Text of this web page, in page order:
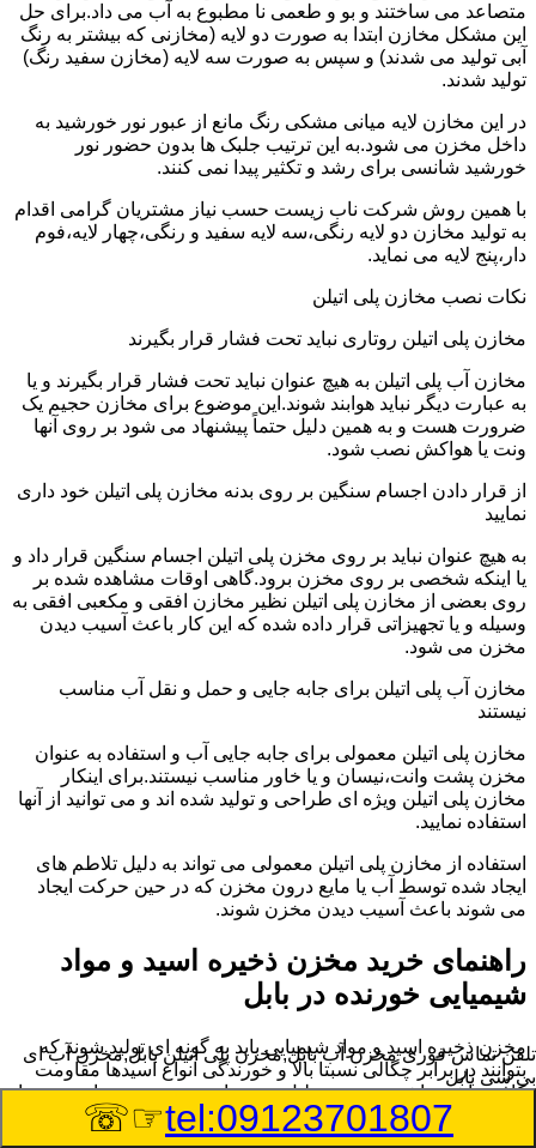
متصاعد می ساختند و بو و طعمی نا مطبوع به آب می داد.برای حل
این مشکل مخازن ابتدا به صورت دو لایه (مخازنی که بیشتر به رنگ
آبی تولید می شدند) و سپس به صورت سه لایه (مخازن سفید رنگ)
تولید شدند.
در این مخازن لایه میانی مشکی رنگ مانع از عبور نور خورشید به
داخل مخزن می شود.به این ترتیب جلبک ها بدون حضور نور
خورشید شانسی برای رشد و تکثیر پیدا نمی کنند.
با همین روش شرکت ناب زیست حسب نیاز مشتریان گرامی اقدام
به تولید مخازن دو لایه رنگی،سه لایه سفید و رنگی،چهار لایه،فوم
دار،پنج لایه می نماید.
نکات نصب مخازن پلی اتیلن
مخازن پلی اتیلن روتاری نباید تحت فشار قرار بگیرند
مخازن آب پلی اتیلن به هیچ عنوان نباید تحت فشار قرار بگیرند و یا
به عبارت دیگر نباید هوابند شوند.این موضوع برای مخازن حجیم یک
ضرورت هست و به همین دلیل حتماً پیشنهاد می شود بر روی آنها
ونت یا هواکش نصب شود.
از قرار دادن اجسام سنگین بر روی بدنه مخازن پلی اتیلن خود داری
نمایید
به هیچ عنوان نباید بر روی مخزن پلی اتیلن اجسام سنگین قرار داد و
یا اینکه شخصی بر روی مخزن برود.گاهی اوقات مشاهده شده بر
روی بعضی از مخازن پلی اتیلن نظیر مخازن افقی و مکعبی افقی به
وسیله و یا تجهیزاتی قرار داده شده که این کار باعث آسیب دیدن
مخزن می شود.
مخازن آب پلی اتیلن برای جابه جایی و حمل و نقل آب مناسب
نیستند
مخازن پلی اتیلن معمولی برای جابه جایی آب و استفاده به عنوان
مخزن پشت وانت،نیسان و یا خاور مناسب نیستند.برای اینکار
مخازن پلی اتیلن ویژه ای طراحی و تولید شده اند و می توانید از آنها
استفاده نمایید.
استفاده از مخازن پلی اتیلن معمولی می تواند به دلیل تلاطم های
ایجاد شده توسط آب یا مایع درون مخزن که در حین حرکت ایجاد
می شوند باعث آسیب دیدن مخزن شوند.
راهنمای خرید مخزن ذخیره اسید و مواد
شیمیایی خورنده در بابل
مخزن ذخیره اسید و مواد شیمیایی باید به گونه ای تولید شوند که
بتوانند در برابر چگالی نسبتا بالا و خورندگی انواع اسیدها مقاومت
کافی داشته باشند.به همین دلیل نمی توان در هر مخزنی اسید و مواد
شیمیایی را ذخیره کرد.
تلفن تماس فوریمخزن آب بابل,مخزن پلی اتیلن بابل,مخزن آب ای
بی سی بابل
tel:09123701807
☞☏